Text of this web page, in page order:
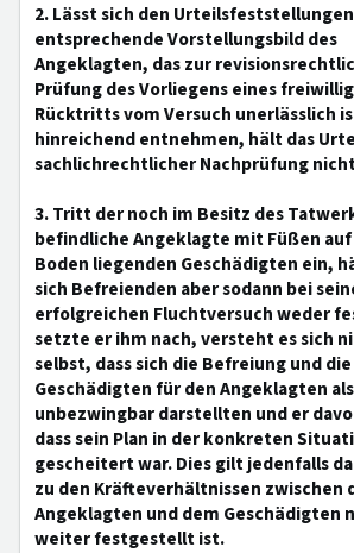
2. Lässt sich den
entsprechende Vorstellungsbild des
Angeklagten, das zur
Prüfung des Vorliegens eines
Rücktritts vom Versuch unerlässlich
hinreichend entnehmen, hält das
sachlichrechtlicher Nachprüfung
3. Tritt der noch im Besitz des
befindliche Angeklagte mit Füßen auf
Boden liegenden Geschädigten ein,
sich Befreienden aber sodann bei
erfolgreichen Fluchtversuch weder
setzte er ihm nach, versteht es sich
selbst, dass sich die Befreiung und
Geschädigten für den Angeklagten als
unbezwingbar darstellten und er
dass sein Plan in der konkreten
gescheitert war. Dies gilt jedenfalls
zu den Kräfteverhältnissen zwischen
Angeklagten und dem Geschädigten
weiter festgestellt ist.